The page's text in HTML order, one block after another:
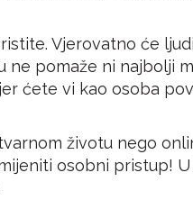
Vjerovatno će
pomaže ni najbolji
ćete vi kao osoba
životu nego
osobni pristup!